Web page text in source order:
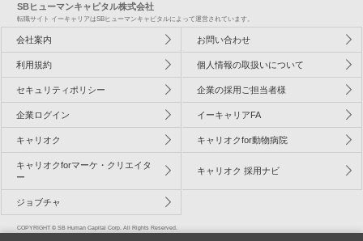
SBヒューマンキャピタル株式会社
転職サイト イーキャリアはSBヒューマンキャピタルによって運営されています。
会社案内 お問い合わせ
利用規約 個人情報の取扱いについて
セキュリティポリシー 企業の採用ご担当者様
企業ログイン イーキャリアFA
キャリオク キャリオクfor動物病院
キャリオクforマーケ・クリエイタ
ー
キャリオク 採用ナビ
ジョブチャ
COPYRIGHT © SB Human Capital Corp. All Rights Reserved.